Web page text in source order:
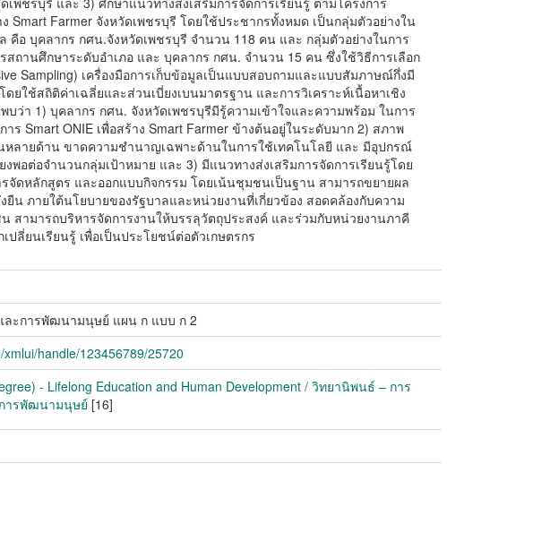
ง Smart Farmer จังหวัดเพชรบุรี โดยใช้ประชากรทั้งหมด เป็นกลุ่มตัวอย่างใน
คือ บุคลากร กศน.จังหวัดเพชรบุรี จำนวน 118 คน และ กลุ่มตัวอย่างในการ
ถานศึกษาระดับอำเภอ และ บุคลากร กศน. จำนวน 15 คน ซึ่งใช้วิธีการเลือก
Sampling) เครื่องมือการเก็บข้อมูลเป็นแบบสอบถามและแบบสัมภาษณ์กึ่งมี
ดยใช้สถิติค่าเฉลี่ยและส่วนเบี่ยงเบนมาตรฐาน และการวิเคราะห์เนื้อหาเชิง
ว่า 1) บุคลากร กศน. จังหวัดเพชรบุรีมีรู้ความเข้าใจและความพร้อม ในการ
าร Smart ONIE เพื่อสร้าง Smart Farmer ข้างต้นอยู่ในระดับมาก 2) สภาพ
ลายด้าน ขาดความชำนาญเฉพาะด้านในการใช้เทคโนโลยี และ มีอุปกรณ์
งพอต่อจำนวนกลุ่มเป้าหมาย และ 3) มีแนวทางส่งเสริมการจัดการเรียนรู้โดย
รจัดหลักสูตร และออกแบบกิจกรรม โดยเน้นชุมชนเป็นฐาน สามารถขยายผล
ยืน ภายใต้นโยบายของรัฐบาลและหน่วยงานที่เกี่ยวข้อง สอดคล้องกับความ
สามารถบริหารจัดการงานให้บรรลุวัตถุประสงค์ และร่วมกับหน่วยงานภาคี
ปลี่ยนเรียนรู้ เพื่อเป็นประโยชน์ต่อตัวเกษตรกร
ละการพัฒนามนุษย์ แผน ก แบบ ก 2
handle/123456789/25720
- Lifelong Education and Human Development / วิทยานิพนธ์ – การ
ารพัฒนามนุษย์ [16]